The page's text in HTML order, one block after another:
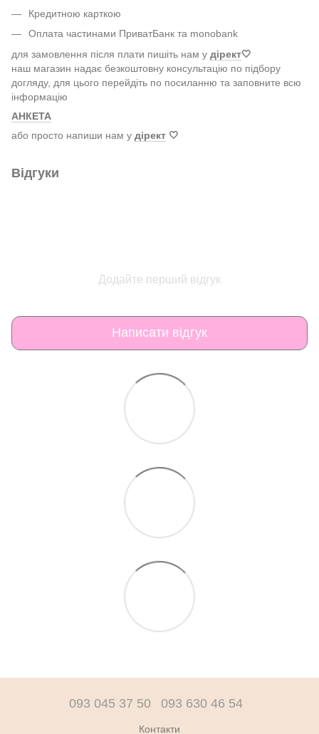
Кредитною карткою
Оплата частинами ПриватБанк та monobank
для замовлення після плати пишіть нам у дірект🤍
наш магазин надає безкоштовну консультацію по підбору
догляду, для цього перейдіть по посиланню та заповните всю
інформацію
АНКЕТА
або просто напиши нам у дірект 🤍
Відгуки
Додайте перший відгук
Написати відгук
093 045 37 50 093 630 46 54
Контакти